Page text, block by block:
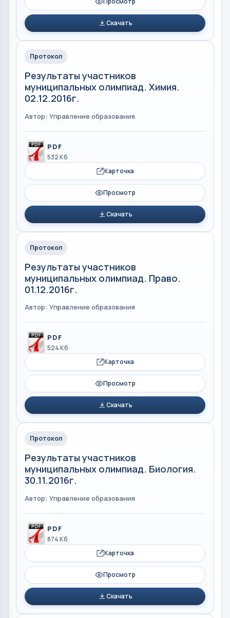
Скачать
Протокол
Результаты участников
муниципальных олимпиад. Химия.
02.12.2016г.
Автор: Управление образования
PDF
532 Кб
Карточка
Просмотр
Скачать
Протокол
Результаты участников
муниципальных олимпиад. Право.
01.12.2016г.
Автор: Управление образования
PDF
524 Кб
Карточка
Просмотр
Скачать
Протокол
Результаты участников
муниципальных олимпиад. Биология.
30.11.2016г.
Автор: Управление образования
PDF
874 Кб
Карточка
Просмотр
Скачать